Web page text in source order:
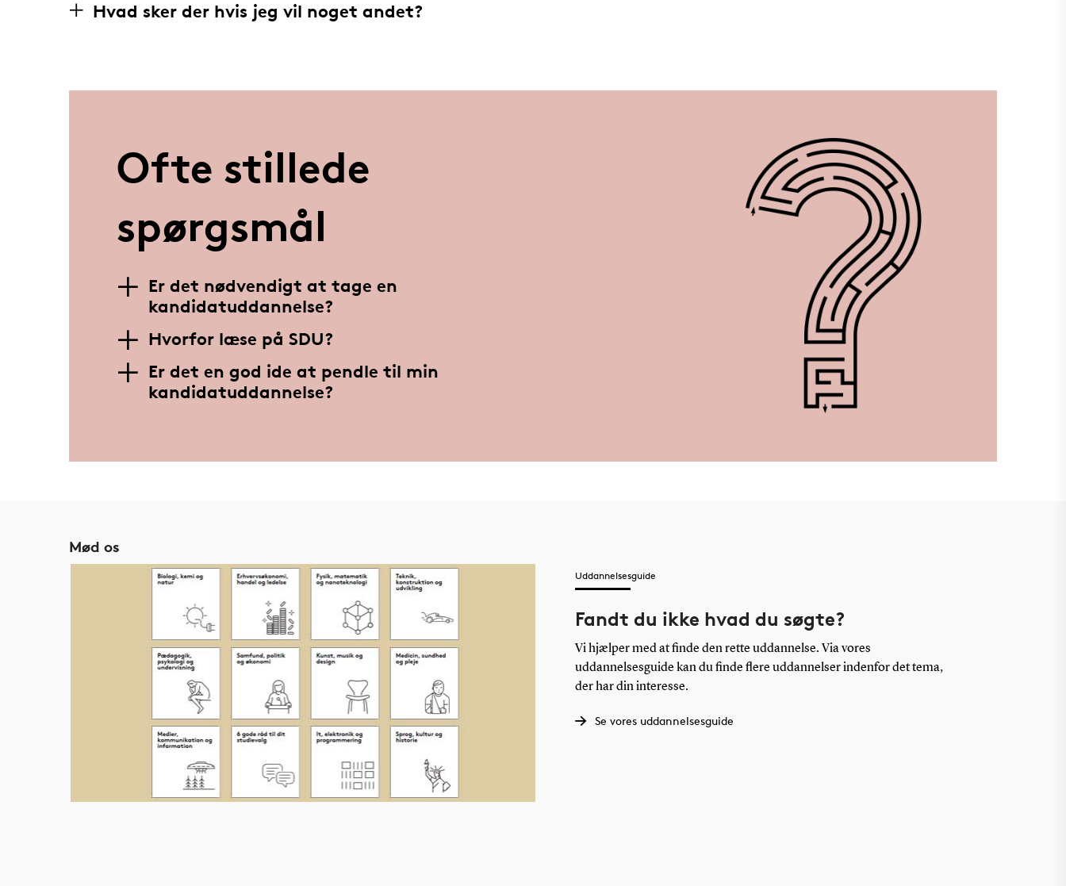
Hvad sker der hvis jeg vil noget andet?
Ofte stillede
spørgsmål
Er det nødvendigt at tage en
kandidatuddannelse?
Hvorfor læse på SDU?
Er det en god ide at pendle til min
kandidatuddannelse?
Mød os
Uddannelsesguide
Fandt du ikke hvad du søgte?
Vi hjælper med at finde den rette uddannelse. Via vores
uddannelsesguide kan du finde flere uddannelser indenfor det tema,
der har din interesse.
Se vores uddannelsesguide